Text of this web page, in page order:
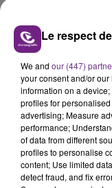
Si vous
l'extérieur, vous
d'urgence sociale,
FIL D'ACTUS
Le respect
We and our (447)
your consent and/or
information on a
profiles for
advertising; Measure
performance;
of data from different
profiles to personalise
content; Use limited
detect fraud, and fix